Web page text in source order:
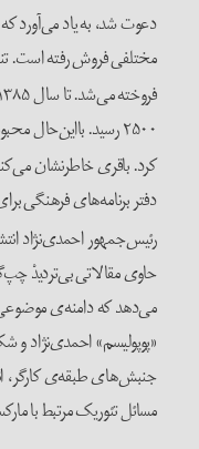
دعوت شد، به یاد می‌آورد
فروخته می‌شد. تا سال ۱۳۸۵ و شماره‌ی بیست‌ویکم
۲۵۰۰ رسید. با‌این‌حال
کرد. باقری خاطرنشان
دفتر برنامه‌های فرهنگی
رئیس‌جمهور احمدی‌نژاد
حاوی مقالاتی بی‌تردیدْ
می‌دهد که دامنه‌ی موضوعی
«پوپولیسم» احمدی‌نژاد و
جنبش‌های طبقه‌ی کارگر،
مسائل تئوریک مرتبط با